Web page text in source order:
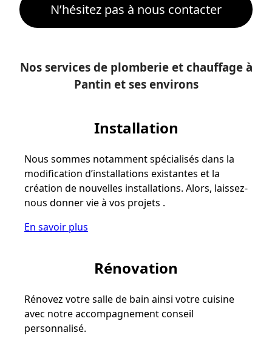
N’hésitez pas à nous contacter
Nos services de plomberie et chauffage à
Pantin et ses environs
Installation
Nous sommes notamment spécialisés dans la
modification d’installations existantes et la
création de nouvelles installations. Alors, laissez-
nous donner vie à vos projets .
En savoir plus
Rénovation
Rénovez votre salle de bain ainsi votre cuisine
avec notre accompagnement conseil
personnalisé.